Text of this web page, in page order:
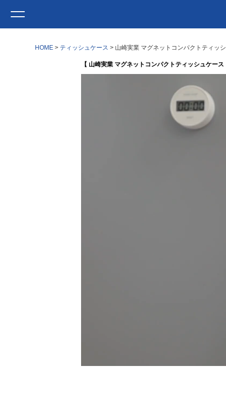
HOME ティッシュケース 山崎実業 マグネットコンパクトティッ
【 山崎実業 マグネットコンパクトティッシュケース